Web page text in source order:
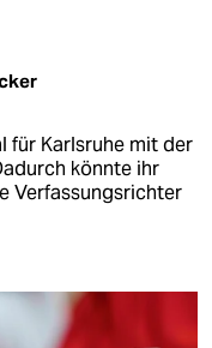
für Karlsruhe mit der
könnte ihr
Verfassungsrichter